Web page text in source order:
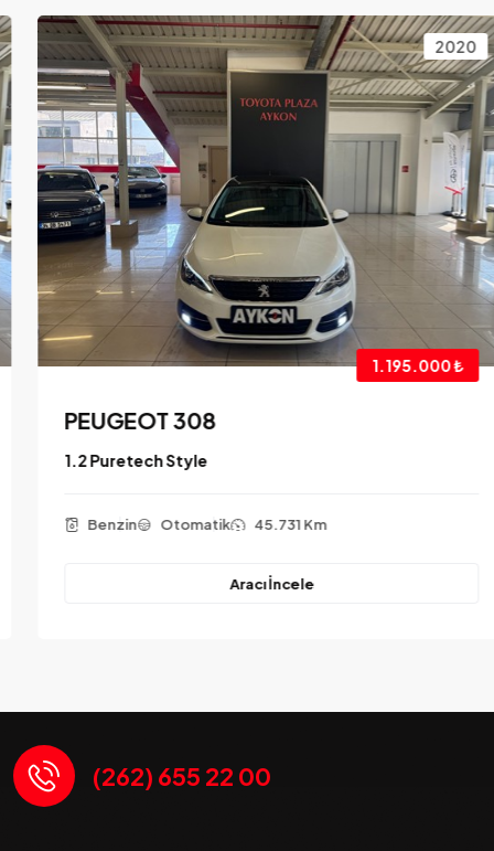
2020
1.195.000 ₺
PEUGEOT 308
1.2 Puretech Style
Benzin Otomatik 45.731 Km
Aracı İncele
(262) 655 22 00